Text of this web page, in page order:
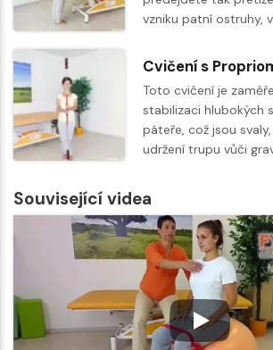
vzniku patní ostruhy,
Toto cvičení je
stabilizaci hlubokých
páteře, což jsou
udržení trupu vůči
Související videa